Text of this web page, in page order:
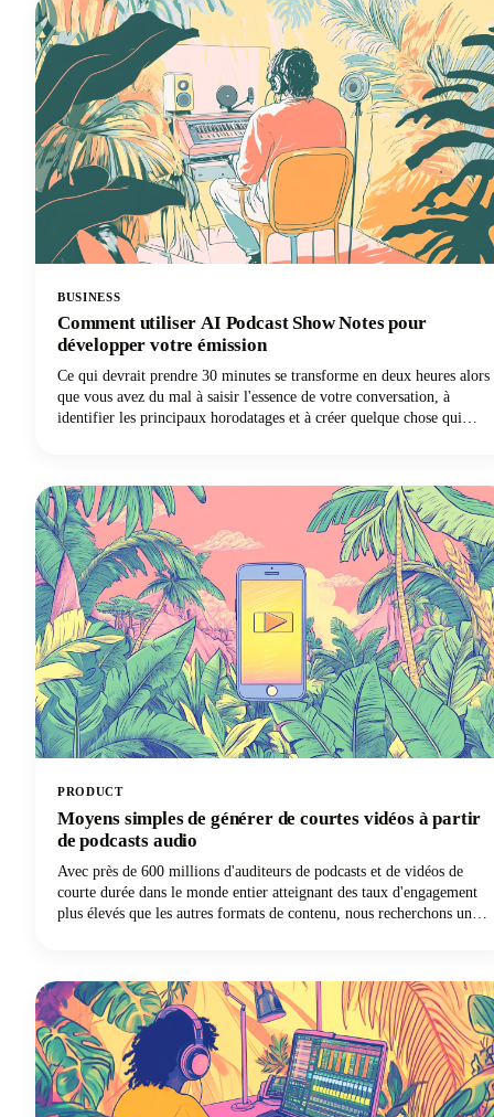
article, nous expliquons comment utiliser l'IA pour le marketing des
petites entreprises afin que vous puissiez gagner plus d'argent pour
vos efforts.
BUSINESS
Comment utiliser AI Podcast Show Notes pour
développer votre émission
Ce qui devrait prendre 30 minutes se transforme en deux heures alors
que vous avez du mal à saisir l'essence de votre conversation, à
identifier les principaux horodatages et à créer quelque chose qui
pour comprendre le sujet de vos épisodes.
PRODUCT
Moyens simples de générer de courtes vidéos à partir
de podcasts audio
Avec près de 600 millions d'auditeurs de podcasts et de vidéos de
courte durée dans le monde entier atteignant des taux d'engagement
plus élevés que les autres formats de contenu, nous recherchons une